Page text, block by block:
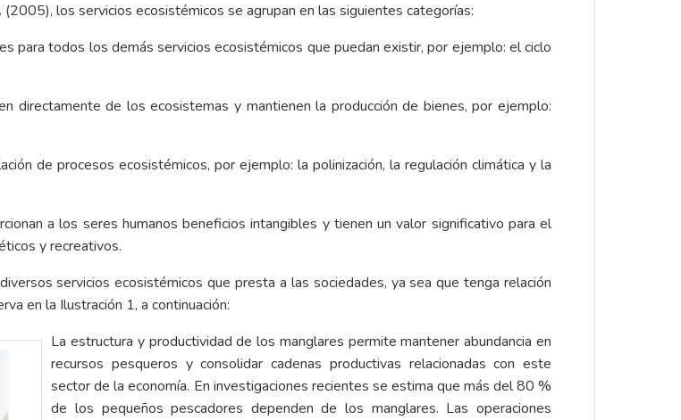
los servicios ecosistémicos se agrupan en las siguientes categorías:
para todos los demás servicios ecosistémicos que puedan existir, por ejemplo: el ciclo
directamente de los ecosistemas y mantienen la producción de bienes, por ejemplo:
de procesos ecosistémicos, por ejemplo: la polinización, la regulación climática y la
a los seres humanos beneficios intangibles y tienen un valor significativo para el
y recreativos.
servicios ecosistémicos que presta a las sociedades, ya sea que tenga relación
en la Ilustración 1, a continuación:
La estructura y productividad de los manglares permite mantener abundancia en
recursos pesqueros y consolidar cadenas productivas relacionadas con este
sector de la economía. En investigaciones recientes se estima que más del 80 %
de los pequeños pescadores dependen de los manglares. Las operaciones